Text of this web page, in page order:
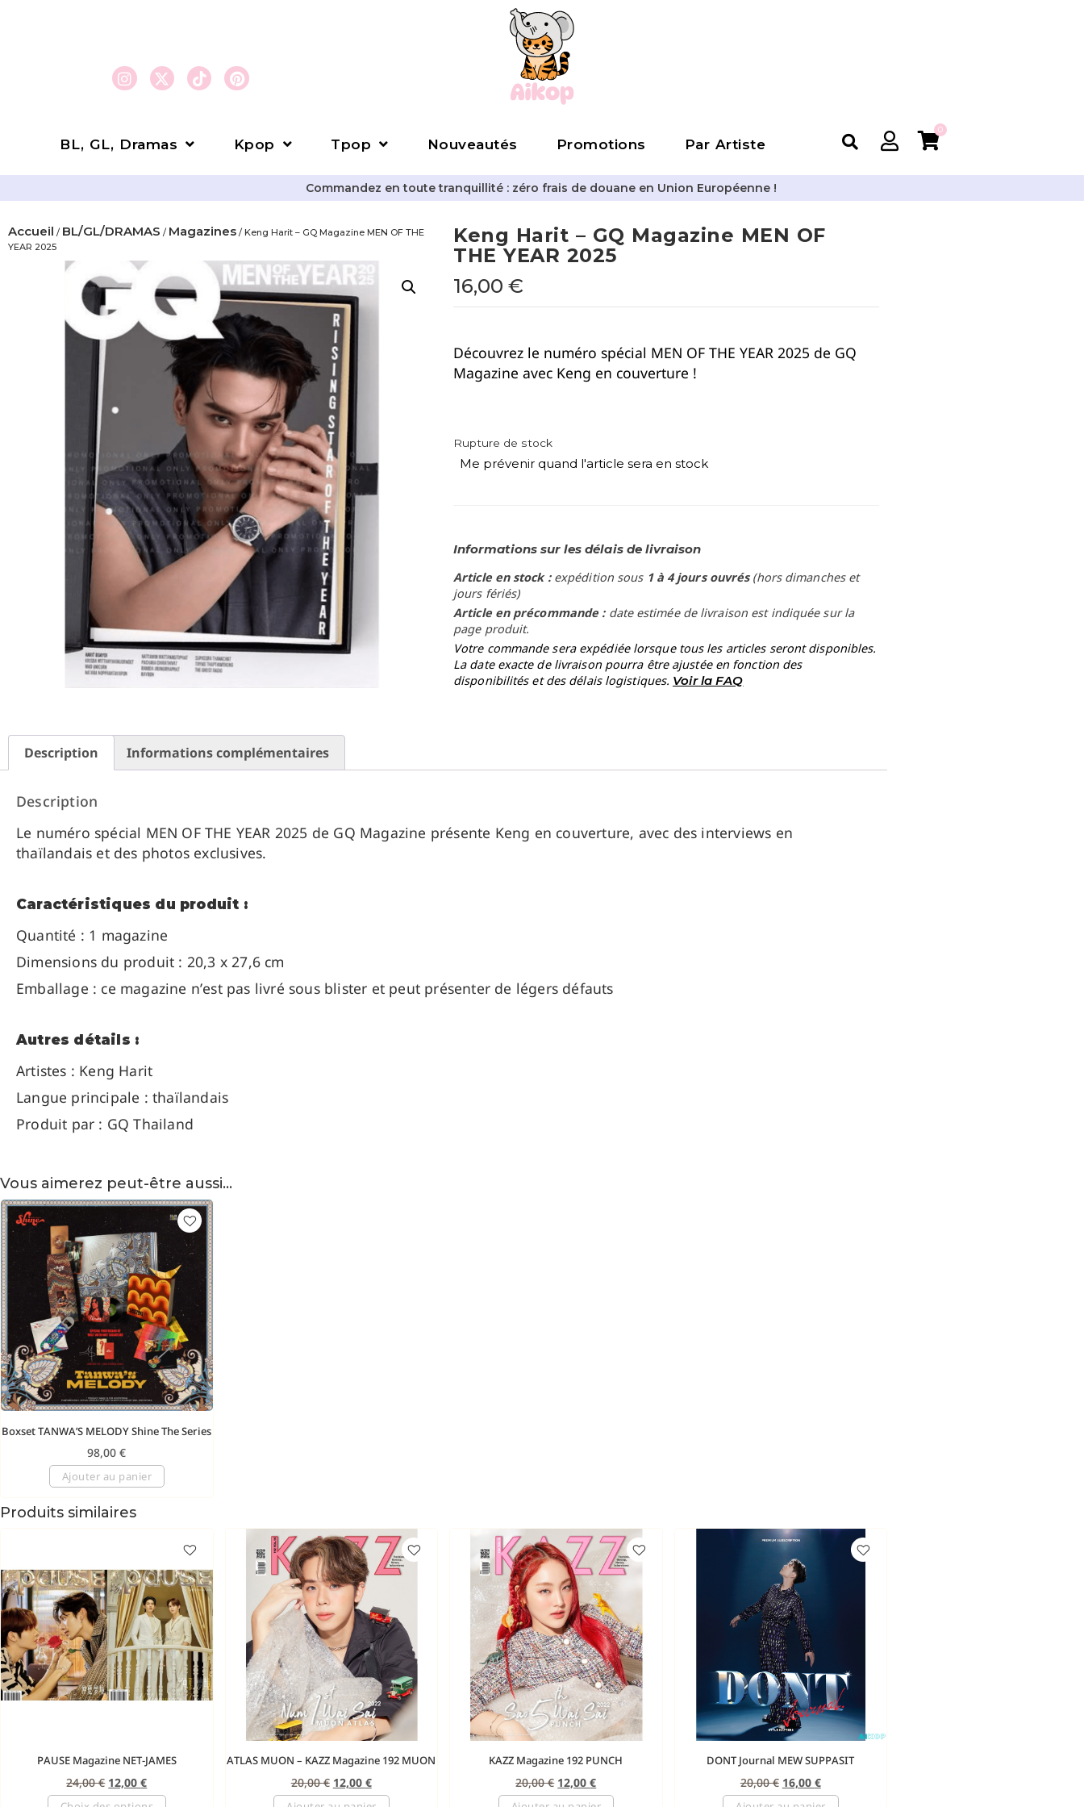
BL, GL, Dramas Kpop Tpop Nouveautés Promotions Par Artiste
0
Commandez en toute tranquillité : zéro frais de douane en Union Européenne !
Accueil / BL/GL/DRAMAS / Magazines / Keng Harit – GQ Magazine MEN OF THE
YEAR 2025
Keng Harit – GQ Magazine MEN OF
THE YEAR 2025
16,00 €
Découvrez le numéro spécial MEN OF THE YEAR 2025 de GQ
Magazine avec Keng en couverture !
Rupture de stock
Me prévenir quand l'article sera en stock
Informations sur les délais de livraison
Article en stock : expédition sous 1 à 4 jours ouvrés(hors dimanches et
jours fériés)
Article en précommande : date estimée de livraison est indiquée sur la
page produit.
Votre commande sera expédiée lorsque tous les articles seront disponibles.
La date exacte de livraison pourra être ajustée en fonction des
disponibilités et des délais logistiques. Voir la FAQ
Description Informations complémentaires
Description
Le numéro spécial MEN OF THE YEAR 2025 de GQ Magazine présente Keng en couverture, avec des interviews en
thaïlandais et des photos exclusives.
Caractéristiques du produit :
Quantité : 1 magazine
Dimensions du produit : 20,3 x 27,6 cm
Emballage : ce magazine n’est pas livré sous blister et peut présenter de légers défauts
Autres détails :
Artistes : Keng Harit
Langue principale : thaïlandais
Produit par : GQ Thailand
Vous aimerez peut-être aussi…
Boxset TANWA’S MELODY Shine The Series
98,00€
Ajouter au panier
Produits similaires
PAUSE Magazine NET-JAMES
24,00€ 12,00€
ATLAS MUON – KAZZ Magazine 192 MUON
20,00€ 12,00 €
KAZZ Magazine 192 PUNCH
20,00€ 12,00€
DONT Journal MEW SUPPASIT
20,00€ 16,00 €